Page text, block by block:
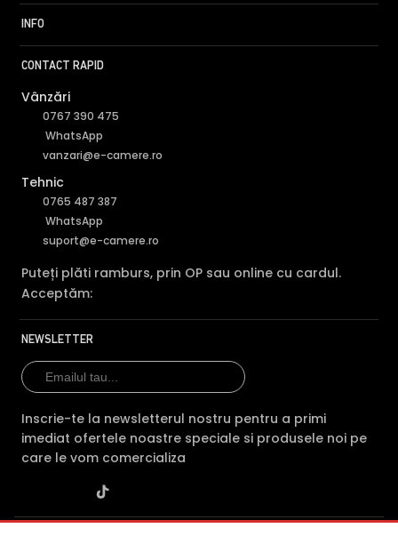
INFO
CONTACT RAPID
Vânzări
0767 390 475
WhatsApp
vanzari@e-camere.ro
Tehnic
0765 487 387
WhatsApp
suport@e-camere.ro
Puteți plăti ramburs, prin OP sau online cu cardul.
Acceptăm:
NEWSLETTER
Inscrie-te la newsletterul nostru pentru a primi
imediat ofertele noastre speciale si produsele noi pe
care le vom comercializa